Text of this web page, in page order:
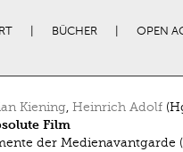
BÜCHER OPEN
Kiening, Heinrich Adolf
Film
der Medienavantgarde